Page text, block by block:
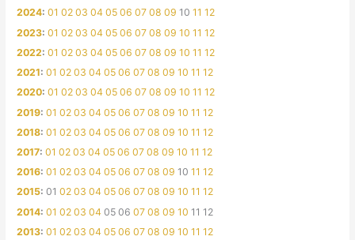
2024:01 02 03 04 05 06 07 08 09 10 11 12
2023:01 02 03 04 05 06 07 08 09 10 11 12
2022:01 02 03 04 05 06 07 08 09 10 11 12
2021:01 02 03 04 05 06 07 08 09 10 11 12
2020:01 02 03 04 05 06 07 08 09 10 11 12
2019:01 02 03 04 05 06 07 08 09 10 11 12
2018:01 02 03 04 05 06 07 08 09 10 11 12
2017:01 02 03 04 05 06 07 08 09 10 11 12
2016:01 02 03 04 05 06 07 08 09 10 11 12
2015:01 02 03 04 05 06 07 08 09 10 11 12
2014:01 02 03 04 05 06 07 08 09 10 11 12
2013:01 02 03 04 05 06 07 08 09 10 11 12